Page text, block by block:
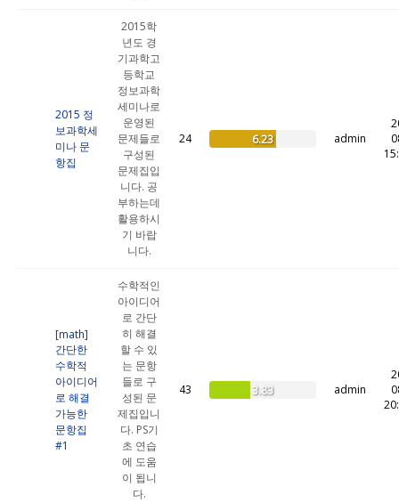
2015 정
보과학세
미나 문
항집
2015학
년도 경
기과학고
등학교
정보과학
세미나로
운영된
문제들로
구성된
문제집입
니다. 공
부하는데
활용하시
기 바랍
니다.
24 6.23 admin
[math]
간단한
수학적
아이디어
로 해결
가능한
문항집
#1
수학적인
아이디어
로 간단
히 해결
할 수 있
는 문항
들로 구
성된 문
제집입니
다. PS기
초 연습
에 도움
이 됩니
다.
43 3.83 admin